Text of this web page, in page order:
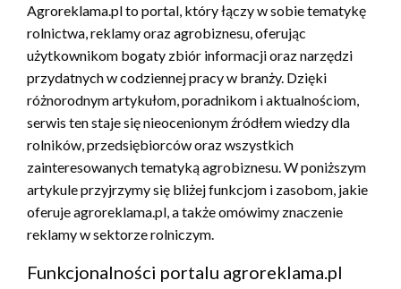
Agroreklama.pl to portal, który łączy w sobie tematykę
rolnictwa, reklamy oraz agrobiznesu, oferując
użytkownikom bogaty zbiór informacji oraz narzędzi
przydatnych w codziennej pracy w branży. Dzięki
różnorodnym artykułom, poradnikom i aktualnościom,
serwis ten staje się nieocenionym źródłem wiedzy dla
rolników, przedsiębiorców oraz wszystkich
zainteresowanych tematyką agrobiznesu. W poniższym
artykule przyjrzymy się bliżej funkcjom i zasobom, jakie
oferuje agroreklama.pl, a także omówimy znaczenie
reklamy w sektorze rolniczym.
Funkcjonalności portalu agroreklama.pl